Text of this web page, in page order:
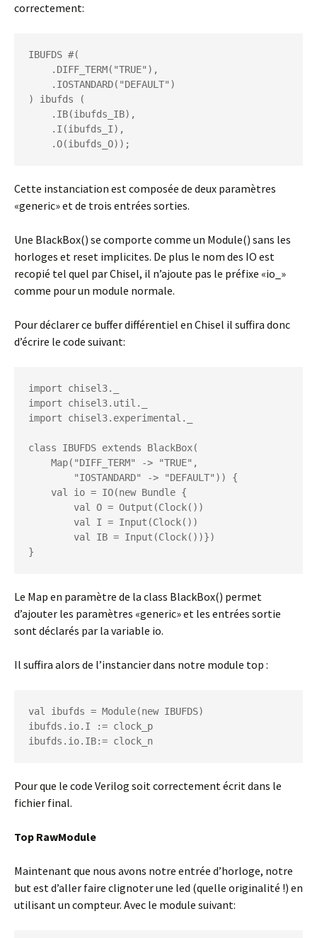
correctement:
IBUFDS #(
) ibufds (
Cette instanciation est composée de deux paramètres
«generic» et de trois entrées sorties.
Une BlackBox() se comporte comme un Module() sans les
horloges et reset implicites. De plus le nom des IO est
recopié tel quel par Chisel, il n’ajoute pas le préfixe «io_»
comme pour un module normale.
Pour déclarer ce buffer différentiel en Chisel il suffira donc
d’écrire le code suivant:
import chisel3._
import chisel3.util._
import chisel3.experimental._
class IBUFDS extends BlackBox(
}
Le Map en paramètre de la class BlackBox() permet
d’ajouter les paramètres «generic» et les entrées sortie
sont déclarés par la variable io.
Il suffira alors de l’instancier dans notre module top :
val ibufds = Module(new IBUFDS)
ibufds.io.I := clock_p
Pour que le code Verilog soit correctement écrit dans le
fichier final.
Top RawModule
Maintenant que nous avons notre entrée d’horloge, notre
but est d’aller faire clignoter une led (quelle originalité !) en
utilisant un compteur. Avec le module suivant: